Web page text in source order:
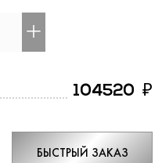
+
104520 ₽
БЫСТРЫЙ ЗАКАЗ